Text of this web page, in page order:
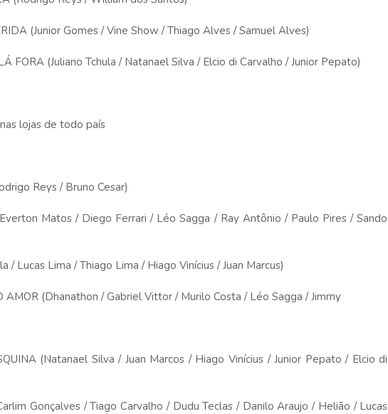
(Junior Gomes / Vine Show / Thiago Alves / Samuel Alves)
FORA (Juliano Tchula / Natanael Silva / Elcio di Carvalho / Junior Pepato)
lojas de todo país
Reys / Bruno Cesar)
Matos / Diego Ferrari / Léo Sagga / Ray Antônio / Paulo Pires / Sando
/ Lucas Lima / Thiago Lima / Hiago Vinícius / Juan Marcus)
AMOR (Dhanathon / Gabriel Vittor / Murilo Costa / Léo Sagga / Jimmy
(Natanael Silva / Juan Marcos / Hiago Vinícius / Junior Pepato / Elcio di
Gonçalves / Tiago Carvalho / Dudu Teclas / Danilo Araujo / Helião / Lucas